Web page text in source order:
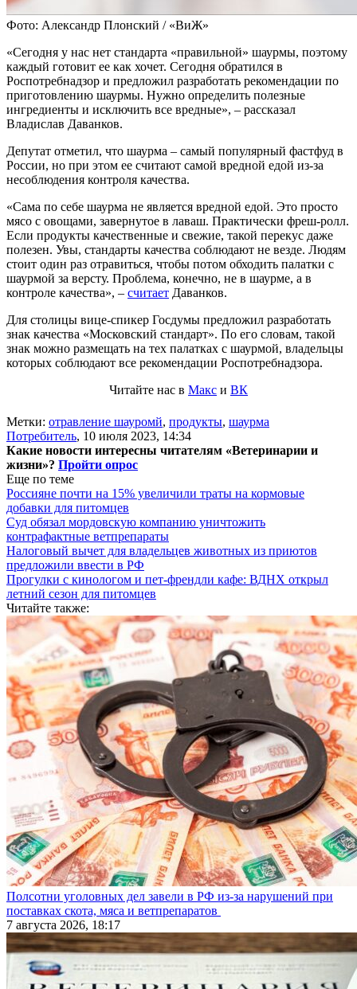
Фото: Александр Плонский / «ВиЖ»
«Сегодня у нас нет стандарта «правильной» шаурмы, поэтому
каждый готовит ее как хочет. Сегодня обратился в
Роспотребнадзор и предложил разработать рекомендации по
приготовлению шаурмы. Нужно определить полезные
ингредиенты и исключить все вредные», – рассказал
Владислав Даванков.
Депутат отметил, что шаурма – самый популярный фастфуд в
России, но при этом ее считают самой вредной едой из-за
несоблюдения контроля качества.
«Сама по себе шаурма не является вредной едой. Это просто
мясо с овощами, завернутое в лаваш. Практически фреш-ролл.
Если продукты качественные и свежие, такой перекус даже
полезен. Увы, стандарты качества соблюдают не везде. Людям
стоит один раз отравиться, чтобы потом обходить палатки с
шаурмой за версту. Проблема, конечно, не в шаурме, а в
контроле качества», – считает Даванков.
Для столицы вице-спикер Госдумы предложил разработать
знак качества «Московский стандарт». По его словам, такой
знак можно размещать на тех палатках с шаурмой, владельцы
которых соблюдают все рекомендации Роспотребнадзора.
Читайте нас в Макс и ВК
Метки: отравление шауромй, продукты, шаурма
Потребитель, 10 июля 2023, 14:34
Какие новости интересны читателям «Ветеринарии и
жизни»? Пройти опрос
Еще по теме
Россияне почти на 15% увеличили траты на кормовые
добавки для питомцев
Суд обязал мордовскую компанию уничтожить
контрафактные ветпрепараты
Налоговый вычет для владельцев животных из приютов
предложили ввести в РФ
Прогулки с кинологом и пет-френдли кафе: ВДНХ открыл
летний сезон для питомцев
Читайте также:
Полсотни уголовных дел завели в РФ из-за нарушений при
поставках скота, мяса и ветпрепаратов
7 августа 2026, 18:17